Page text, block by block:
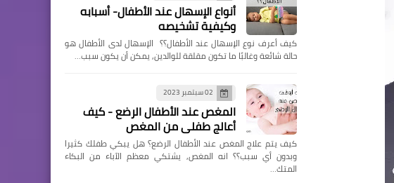
أنواع الإسهال عند الأطفال- أسبابه
وكيفية تشخيصه
كيف أعرف نوع الإسهال عند الأطفال؟؟ الإسهال لدى الأطفال هو
حالة شائعة وغالبًا ما تكون مقلقة للوالدين, يمكن أن يكون سبب…
02 سبتمبر 2023
المغص عند الأطفال الرضع - كيف
أعالج طفلي من المغص
كيف يتم علاج المغص عند الأطفال الرضع؟ هل يبكي طفلك كثيرا
وبدون أي سبب؟؟ انه المغص, يشتكي معظم الآباء من البكاء
المتك…